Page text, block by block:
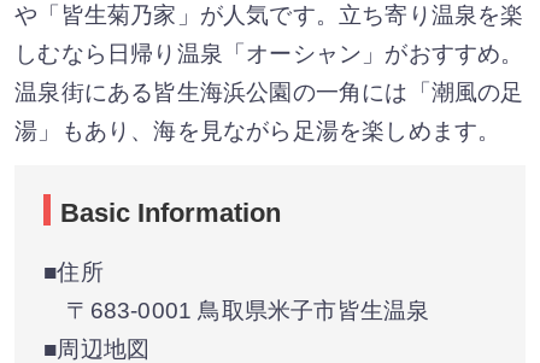
や「皆生菊乃家」が人気です。立ち寄り温泉を楽
しむなら日帰り温泉「オーシャン」がおすすめ。
温泉街にある皆生海浜公園の一角には「潮風の足
湯」もあり、海を見ながら足湯を楽しめます。
Basic Information
■住所
〒683-0001 鳥取県米子市皆生温泉
■周辺地図